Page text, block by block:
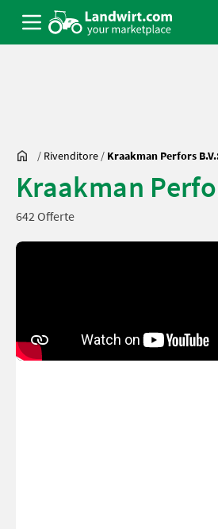
/ Rivenditore / Kraakman Perfors
Kraakman
642 Offerte